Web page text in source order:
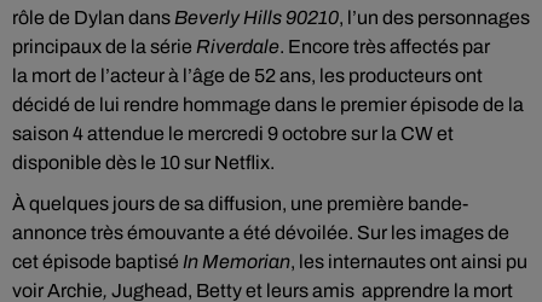
rôle de Dylan dans BeverlyHills90210, l’un des personnages
principaux de la série Riverdale. Encore très affectés par
la mort de l’acteur à l’âge de 52 ans, les producteurs ont
décidé de lui rendre hommage dans le premier épisode de la
saison 4 attendue le mercredi 9 octobre sur la CW et
disponible dès le 10 sur Netflix.
À quelques jours de sa diffusion, une première bande-
annonce très émouvante a été dévoilée. Sur les images de
cet épisode baptisé In Memorian, les internautes ont ainsi pu
voir Archie, Jughead, Betty et leurs amis apprendre la mort